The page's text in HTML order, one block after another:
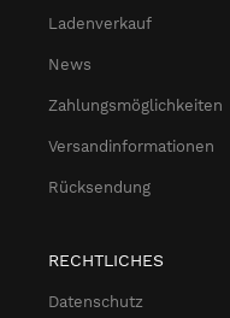
Ladenverkauf
News
Zahlungsmöglichkeiten
Versandinformationen
Rücksendung
RECHTLICHES
Datenschutz